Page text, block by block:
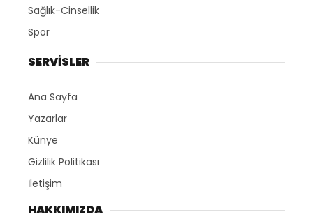
Sağlık-Cinsellik
Spor
SERVİSLER
Ana Sayfa
Yazarlar
Künye
Gizlilik Politikası
İletişim
HAKKIMIZDA